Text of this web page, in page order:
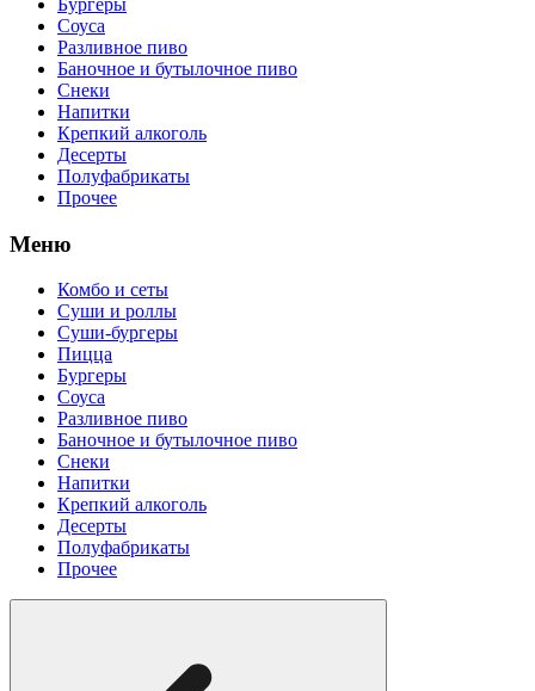
Бургеры
Соуса
Разливное пиво
Баночное и бутылочное пиво
Снеки
Напитки
Крепкий алкоголь
Десерты
Полуфабрикаты
Прочее
Меню
Комбо и сеты
Суши и роллы
Суши-бургеры
Пицца
Бургеры
Соуса
Разливное пиво
Баночное и бутылочное пиво
Снеки
Напитки
Крепкий алкоголь
Десерты
Полуфабрикаты
Прочее